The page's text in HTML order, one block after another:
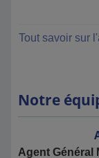
Tout savoir sur
Notre
Agent Général